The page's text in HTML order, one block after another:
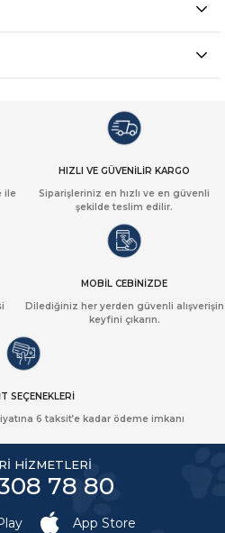
ile
HIZLI VE GÜVENİLİR KARGO
Siparişleriniz en hızlı ve en güvenli
şekilde teslim edilir.
MOBİL CEBİNİZDE
Dilediğiniz her yerden güvenli alışverişin
keyfini çıkarın.
SEÇENEKLERİ
6 taksit’e kadar ödeme imkanı
HİZMETLERİ
78 80
App Store